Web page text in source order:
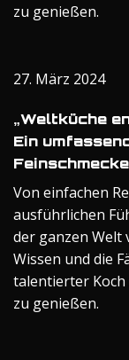
zu genießen.
27. März 2024
„Weltküche
Ein
Von einfachen
ausführlichen
der ganzen Welt
Wissen und die
talentierter Koch
zu genießen.